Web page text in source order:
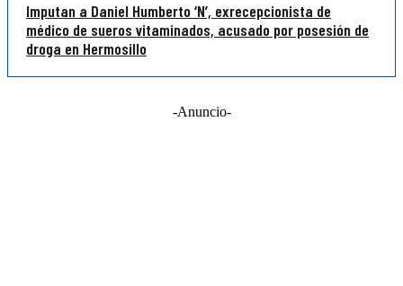
Imputan a Daniel Humberto ‘N’, exrecepcionista de
médico de sueros vitaminados, acusado por posesión de
droga en Hermosillo
-Anuncio-